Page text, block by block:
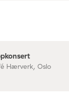
Hærverk, Oslo